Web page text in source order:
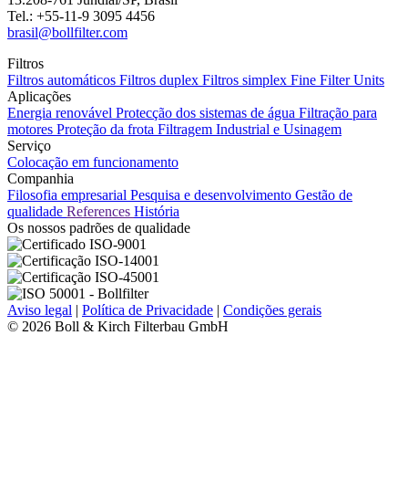
Tel.: +55-11-9 3095 4456
brasil@bollfilter.com
Filtros
Filtros automáticos Filtros duplex Filtros simplex Fine Filter Units
Aplicações
Energia renovável Protecção dos sistemas de água Filtração para
motores Proteção da frota Filtragem Industrial e Usinagem
Serviço
Colocação em funcionamento
Companhia
Filosofia empresarial Pesquisa e desenvolvimento Gestão de
qualidade References História
Os nossos padrões de qualidade
Aviso legal | Política de Privacidade | Condições gerais
© 2026 Boll & Kirch Filterbau GmbH